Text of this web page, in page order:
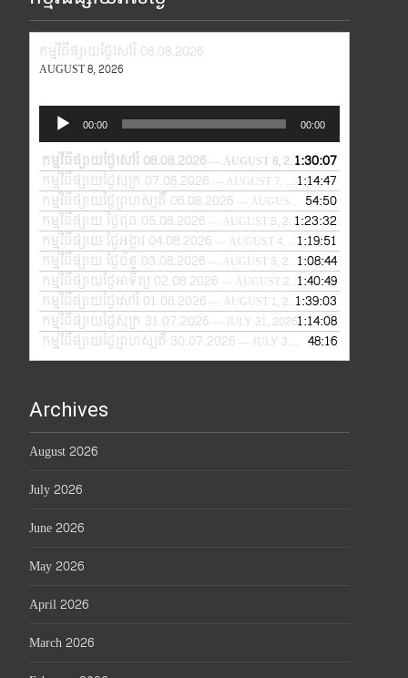
កម្មវិធីផ្សាយថ្ងៃសៅរ៍ 08.08.2026
AUGUST 8, 2026
Audio
Player
00:00 00:00
កម្មវិធីផ្សាយថ្ងៃសៅរ៍ 08.08.2026— AUGUST 8, 2026 1:30:07
កម្មវិធីផ្សាយថ្ងៃសុក្រ 07.08.2026
— AUGUST 7, 2026
1:14:47
កម្មវិធីផ្សាយថ្ងៃព្រហស្បតិ៍ 06.08.2026
— AUGUST 6, 2026
54:50
កម្មវិធីផ្សាយ ថ្ងៃពុធ 05.08.2026
— AUGUST 5, 2026 1:23:32
កម្មវិធីផ្សាយ ថ្ងៃអង្គារ 04.08.2026
— AUGUST 4, 2026
1:19:51
កម្មវិធីផ្សាយ ថ្ងៃច័ន្ទ 03.08.2026
— AUGUST 3, 2026 1:08:44
កម្មវិធីផ្សាយថ្ងៃអាទិត្យ 02.08.2026
— AUGUST 2, 2026 1:40:49
កម្មវិធីផ្សាយថ្ងៃសៅរ៍ 01.08.2026
— AUGUST 1, 2026 1:39:03
កម្មវិធីផ្សាយថ្ងៃសុក្រ 31.07.2026
— JULY 31, 20261:14:08
កម្មវិធីផ្សាយថ្ងៃព្រហស្បតិ៍ 30.07.2026
— JULY 30, 2026 48:16
Archives
August 2026
July 2026
June 2026
May 2026
April 2026
March 2026